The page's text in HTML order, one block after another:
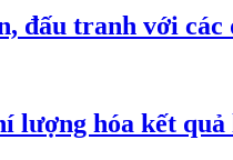
đấu tranh với
lượng hóa kết quả